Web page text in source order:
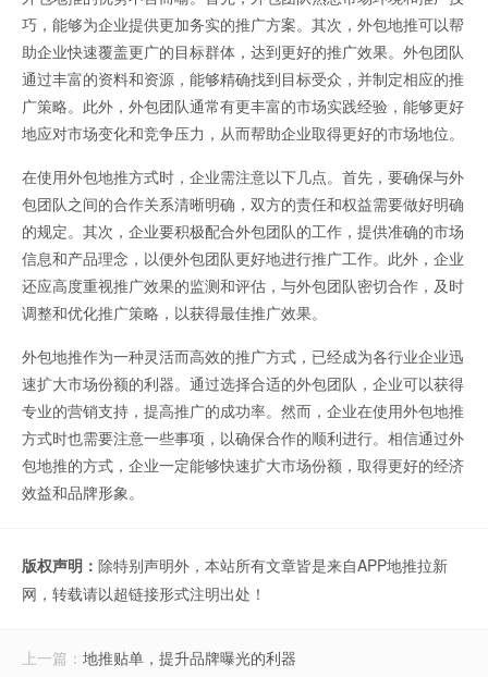
巧，能够为企业提供更加务实的推广方案。其次，外包地推可以帮
助企业快速覆盖更广的目标群体，达到更好的推广效果。外包团队
通过丰富的资料和资源，能够精确找到目标受众，并制定相应的推
广策略。此外，外包团队通常有更丰富的市场实践经验，能够更好
地应对市场变化和竞争压力，从而帮助企业取得更好的市场地位。
在使用外包地推方式时，企业需注意以下几点。首先，要确保与外
包团队之间的合作关系清晰明确，双方的责任和权益需要做好明确
的规定。其次，企业要积极配合外包团队的工作，提供准确的市场
信息和产品理念，以便外包团队更好地进行推广工作。此外，企业
还应高度重视推广效果的监测和评估，与外包团队密切合作，及时
调整和优化推广策略，以获得最佳推广效果。
外包地推作为一种灵活而高效的推广方式，已经成为各行业企业迅
速扩大市场份额的利器。通过选择合适的外包团队，企业可以获得
专业的营销支持，提高推广的成功率。然而，企业在使用外包地推
方式时也需要注意一些事项，以确保合作的顺利进行。相信通过外
包地推的方式，企业一定能够快速扩大市场份额，取得更好的经济
效益和品牌形象。
版权声明： 除特别声明外，本站所有文章皆是来自APP地推拉新
网，转载请以超链接形式注明出处！
上一篇： 地推贴单，提升品牌曝光的利器